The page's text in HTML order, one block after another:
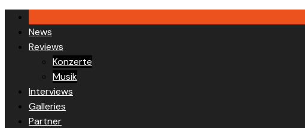
Skip
content
News
Reviews
Konzerte
Musik
Interviews
Galleries
Partner